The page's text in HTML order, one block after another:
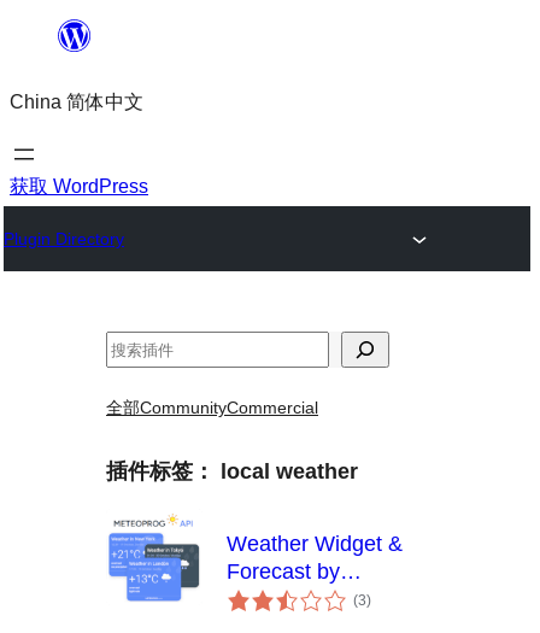
内
容
China 简体中文
获取 WordPress
Plugin Directory
搜
全部CommunityCommercial
插件标签： local weather
Weather Widget &
Forecast by
Meteoprog
(3总
评)